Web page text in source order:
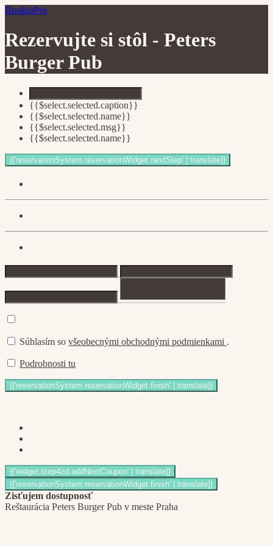
BookioPro
Rezervujte si stôl - Peters
Burger Pub
{{$select.selected.caption}}
{{$select.selected.name}}
{{$select.selected.msg}}
{{$select.selected.name}}
Súhlasím so všeobecnými obchodnými podmienkami .
Podrobnosti tu
Zisťujem dostupnosť
Reštaurácia Peters Burger Pub v meste Praha